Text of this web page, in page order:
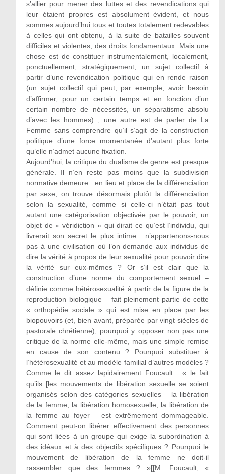
s’allier pour mener des luttes et des revendications qui
leur étaient propres est absolument évident, et nous
sommes aujourd’hui tous et toutes totalement redevables
à celles qui ont obtenu, à la suite de batailles souvent
difficiles et violentes, des droits fondamentaux. Mais une
chose est de constituer instrumentalement, localement,
ponctuellement, stratégiquement, un sujet collectif à
partir d’une revendication politique qui en rende raison
(un sujet collectif qui peut, par exemple, avoir besoin
d’affirmer, pour un certain temps et en fonction d’un
certain nombre de nécessités, un séparatisme absolu
d’avec les hommes) ; une autre est de parler de La
Femme sans comprendre qu’il s’agit de la construction
politique d’une force momentanée d’autant plus forte
qu’elle n’admet aucune fixation.
Aujourd’hui, la critique du dualisme de genre est presque
générale. Il n’en reste pas moins que la subdivision
normative demeure : en lieu et place de la différenciation
par sexe, on trouve désormais plutôt la différenciation
selon la sexualité, comme si celle-ci n’était pas tout
autant une catégorisation objectivée par le pouvoir, un
objet de « véridiction » qui dirait ce qu’est l’individu, qui
livrerait son secret le plus intime : n’appartenons-nous
pas à une civilisation où l’on demande aux individus de
dire la vérité à propos de leur sexualité pour pouvoir dire
la vérité sur eux-mêmes ? Or s’il est clair que la
construction d’une norme du comportement sexuel –
définie comme hétérosexualité à partir de la figure de la
reproduction biologique – fait pleinement partie de cette
« orthopédie sociale » qui est mise en place par les
biopouvoirs (et, bien avant, préparée par vingt siècles de
pastorale chrétienne), pourquoi y opposer non pas une
critique de la norme elle-même, mais une simple remise
en cause de son contenu ? Pourquoi substituer à
l’hétérosexualité et au modèle familial d’autres modèles ?
Comme le dit assez lapidairement Foucault : « le fait
qu’ils [les mouvements de libération sexuelle se soient
organisés selon des catégories sexuelles – la libération
de la femme, la libération homosexuelle, la libération de
la femme au foyer – est extrêmement dommageable.
Comment peut-on libérer effectivement des personnes
qui sont liées à un groupe qui exige la subordination à
des idéaux et à des objectifs spécifiques ? Pourquoi le
mouvement de libération de la femme ne doit-il
rassembler que des femmes ? »[[M. Foucault, «